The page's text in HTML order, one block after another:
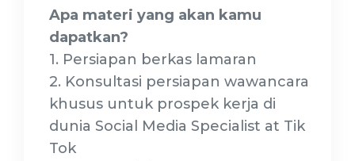
Apa materi yang akan kamu
dapatkan?
1. Persiapan berkas lamaran
2. Konsultasi persiapan wawancara
khusus untuk prospek kerja di
dunia Social Media Specialist at Tik
Tok